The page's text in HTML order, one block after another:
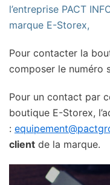
l’entreprise PACT
marque E-Storex,
Pour contacter la
composer le numéro
Pour un contact par
boutique E-Storex,
:
client de la marque.